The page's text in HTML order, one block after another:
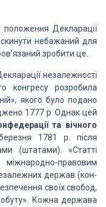
Декларації
небажаний для
зробити це.
незалежності
конгресу розробила
якого було подано
1777 р. Однак цей
та вічного
1781 р. після
(штатами). «Статті
право­вим
держав (кон­
своїх свобод,
Кожна держава